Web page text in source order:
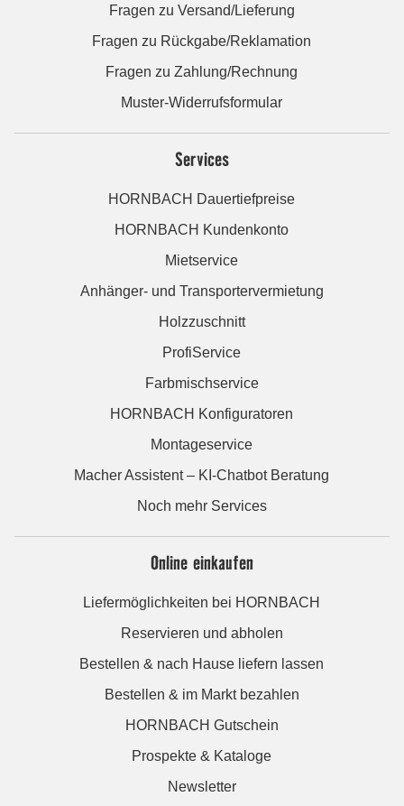
Fragen zu Versand/Lieferung
Fragen zu Rückgabe/Reklamation
Fragen zu Zahlung/Rechnung
Muster-Widerrufsformular
Services
HORNBACH Dauertiefpreise
HORNBACH Kundenkonto
Mietservice
Anhänger- und Transportervermietung
Holzzuschnitt
ProfiService
Farbmischservice
HORNBACH Konfiguratoren
Montageservice
Macher Assistent – KI-Chatbot Beratung
Noch mehr Services
Online einkaufen
Liefermöglichkeiten bei HORNBACH
Reservieren und abholen
Bestellen & nach Hause liefern lassen
Bestellen & im Markt bezahlen
HORNBACH Gutschein
Prospekte & Kataloge
Newsletter